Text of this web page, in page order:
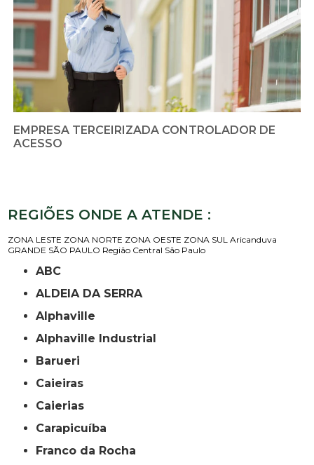
EMPRESA TERCEIRIZADA CONTROLADOR DE
ACESSO
REGIÕES ONDE A ATENDE :
ZONA LESTE ZONA NORTE ZONA OESTE ZONA SUL Aricanduva
GRANDE SÃO PAULO Região Central São Paulo
ABC
ALDEIA DA SERRA
Alphaville
Alphaville Industrial
Barueri
Caieiras
Caierias
Carapicuíba
Franco da Rocha